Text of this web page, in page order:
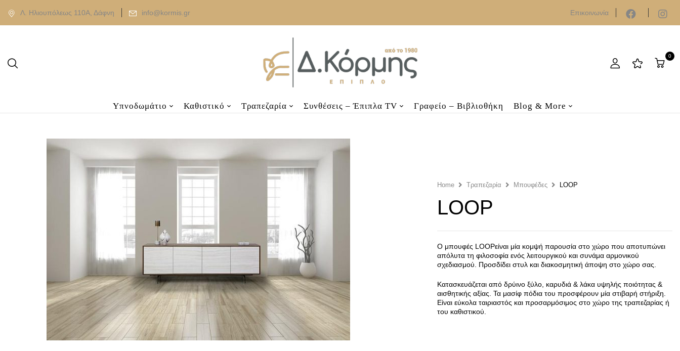
Λ. Ηλιουπόλεως 110Α, Δάφνη info@kormis.gr Επικοινωνία
0
Υπνοδωμάτιο Καθιστικό Τραπεζαρία Συνθέσεις – Έπιπλα TV Γραφείο – Βιβλιοθήκη Blog & More
Home Τραπεζαρία Μπουφέδες LOOP
LOOP
Ο μπουφές LOOPείναι μία κομψή παρουσία στο χώρο που αποτυπώνει
απόλυτα τη φιλοσοφία ενός λειτουργικού και συνάμα αρμονικού
σχεδιασμού. Προσδίδει στυλ και διακοσμητική άποψη στο χώρο σας.
Κατασκευάζεται από δρύινο ξύλο, καρυδιά & λάκα υψηλής ποιότητας &
αισθητικής αξίας. Τα μασίφ πόδια του προσφέρουν μία στιβαρή στήριξη.
Είναι εύκολα ταιριαστός και προσαρμόσιμος στο χώρο της τραπεζαρίας ή
του καθιστικού.